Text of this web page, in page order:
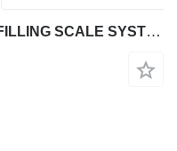
Harsan 2026 Model SKID LPG FILLING SCALE SYSTEM